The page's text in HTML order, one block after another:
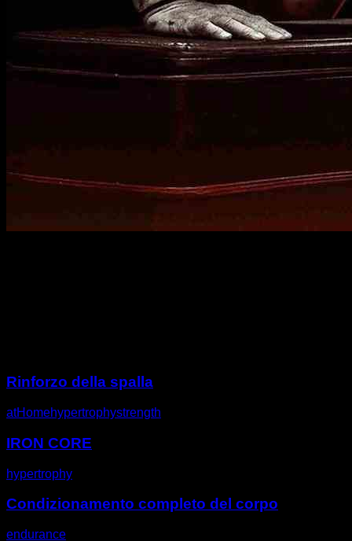
Rinforzo della spalla
atHomehypertrophystrength
IRON CORE
hypertrophy
Condizionamento completo del corpo
endurance